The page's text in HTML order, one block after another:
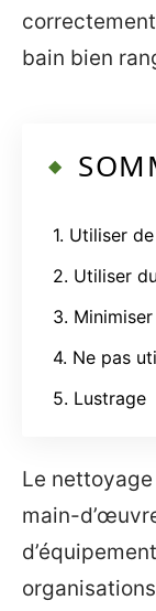
bain bien
1. Utiliser
2. Utiliser
3.
4. Ne pas
5. Lustrage
Le
main-